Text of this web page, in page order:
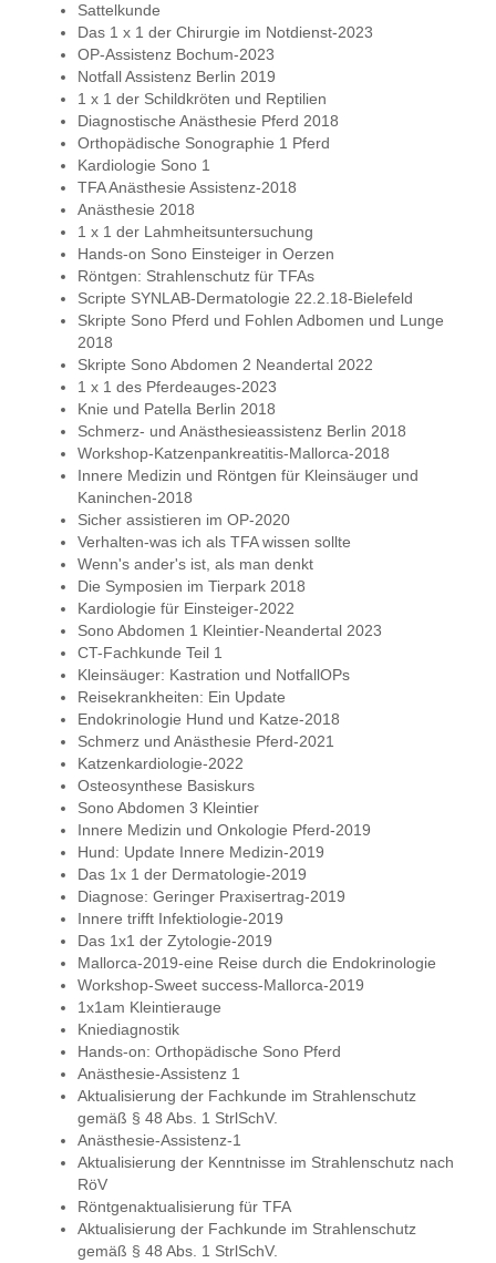
Sattelkunde
Das 1 x 1 der Chirurgie im Notdienst-2023
OP-Assistenz Bochum-2023
Notfall Assistenz Berlin 2019
1 x 1 der Schildkröten und Reptilien
Diagnostische Anästhesie Pferd 2018
Orthopädische Sonographie 1 Pferd
Kardiologie Sono 1
TFA Anästhesie Assistenz-2018
Anästhesie 2018
1 x 1 der Lahmheitsuntersuchung
Hands-on Sono Einsteiger in Oerzen
Röntgen: Strahlenschutz für TFAs
Scripte SYNLAB-Dermatologie 22.2.18-Bielefeld
Skripte Sono Pferd und Fohlen Adbomen und Lunge
2018
Skripte Sono Abdomen 2 Neandertal 2022
1 x 1 des Pferdeauges-2023
Knie und Patella Berlin 2018
Schmerz- und Anästhesieassistenz Berlin 2018
Workshop-Katzenpankreatitis-Mallorca-2018
Innere Medizin und Röntgen für Kleinsäuger und
Kaninchen-2018
Sicher assistieren im OP-2020
Verhalten-was ich als TFA wissen sollte
Wenn's ander's ist, als man denkt
Die Symposien im Tierpark 2018
Kardiologie für Einsteiger-2022
Sono Abdomen 1 Kleintier-Neandertal 2023
CT-Fachkunde Teil 1
Kleinsäuger: Kastration und NotfallOPs
Reisekrankheiten: Ein Update
Endokrinologie Hund und Katze-2018
Schmerz und Anästhesie Pferd-2021
Katzenkardiologie-2022
Osteosynthese Basiskurs
Sono Abdomen 3 Kleintier
Innere Medizin und Onkologie Pferd-2019
Hund: Update Innere Medizin-2019
Das 1x 1 der Dermatologie-2019
Diagnose: Geringer Praxisertrag-2019
Innere trifft Infektiologie-2019
Das 1x1 der Zytologie-2019
Mallorca-2019-eine Reise durch die Endokrinologie
Workshop-Sweet success-Mallorca-2019
1x1am Kleintierauge
Kniediagnostik
Hands-on: Orthopädische Sono Pferd
Anästhesie-Assistenz 1
Aktualisierung der Fachkunde im Strahlenschutz
gemäß § 48 Abs. 1 StrlSchV.
Anästhesie-Assistenz-1
Aktualisierung der Kenntnisse im Strahlenschutz nach
RöV
Röntgenaktualisierung für TFA
Aktualisierung der Fachkunde im Strahlenschutz
gemäß § 48 Abs. 1 StrlSchV.